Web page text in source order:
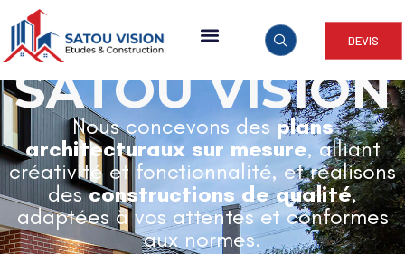
DEVIS
ARCHITECTURE & CONSTRUCTION
SATOU VISION
Nous concevons desplans
architecturaux sur mesure, alliant
créativité et fonctionnalité, et réalisons
desconstructions de qualité,
adaptées à vos attentes et conformes
aux normes.